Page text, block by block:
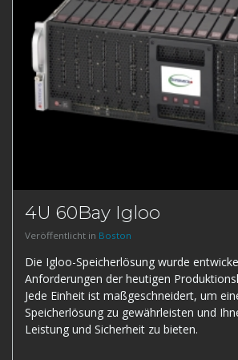
4U 60Bay Igloo
Veröffentlicht in Boston
Die Igloo-Speicherlösung wurde
Anforderungen der heutigen
Jede Einheit ist maßgeschneidert, um
Speicherlösung zu gewährleisten und
Leistung und Sicherheit zu bieten.